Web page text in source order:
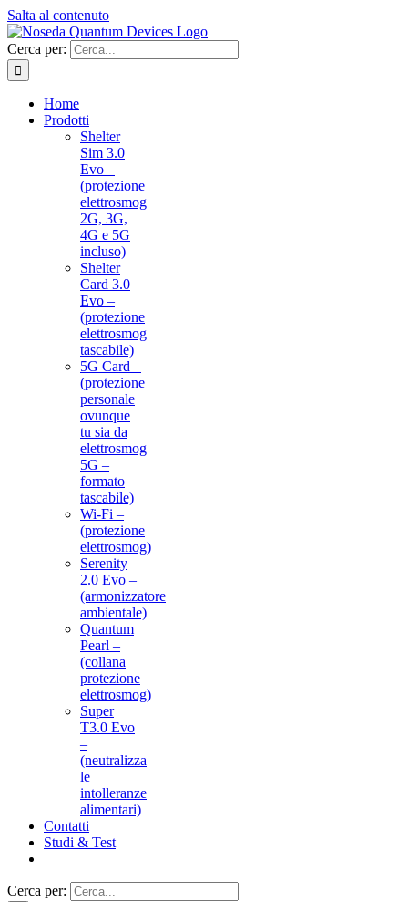
Salta al contenuto
Cerca per:
Home
Prodotti
Shelter
Sim 3.0
Evo –
(protezione
elettrosmog
2G, 3G,
4G e 5G
incluso)
Shelter
Card 3.0
Evo –
(protezione
elettrosmog
tascabile)
5G Card –
(protezione
personale
ovunque
tu sia da
elettrosmog
5G –
formato
tascabile)
Wi-Fi –
(protezione
elettrosmog)
Serenity
2.0 Evo –
(armonizzatore
ambientale)
Quantum
Pearl –
(collana
protezione
elettrosmog)
Super
T3.0 Evo
–
(neutralizza
le
intolleranze
alimentari)
Contatti
Studi & Test
Cerca per: